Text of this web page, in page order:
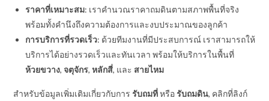
ราคาที่เหมาะสม: เราคำนวณราคาถมดินตามสภาพพื้นที่จริง
พร้อมทั้งคำนึงถึงความต้องการและงบประมาณของลูกค้า
การบริการที่รวดเร็ว: ด้วยทีมงานที่มีประสบการณ์ เราสามารถให้
บริการได้อย่างรวดเร็วและทันเวลา พร้อมให้บริการในพื้นที่
ห้วยขวาง,จตุจักร,หลักสี่, และ สายไหม
สำหรับข้อมูลเพิ่มเติมเกี่ยวกับการรับถมที่หรือรับถมดิน, คลิกที่ลิงก์